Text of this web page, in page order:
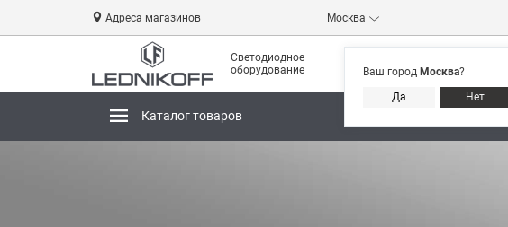
Адреса магазинов Москва
Ваш город Москва?
Да
Нет
Светодиодное
оборудование
Каталог товаров